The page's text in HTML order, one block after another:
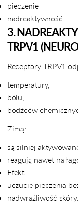
pieczenie
nadreaktywność
3.
TRPV1
Receptory TRPV1
temperatury,
bólu,
bodźców
Zimą:
są silniej
reagują nawet na
Efekt:
uczucie pieczenia
nadwrażliwość skóry.